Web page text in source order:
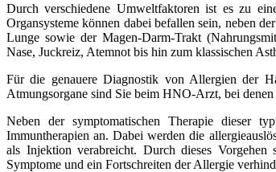
Durch verschiedene Umweltfaktoren ist es zu
Organsysteme können dabei befallen sein, neben
Lunge sowie der Magen-Darm-Trakt
Nase, Juckreiz, Atemnot bis hin zum klassischen
Für die genauere Diagnostik von Allergien der
Atmungsorgane sind Sie beim HNO-Arzt, bei
Neben der symptomatischen Therapie dieser
Immuntherapien an. Dabei werden die
als Injektion verabreicht. Durch dieses
Symptome und ein Fortschreiten der Allergie